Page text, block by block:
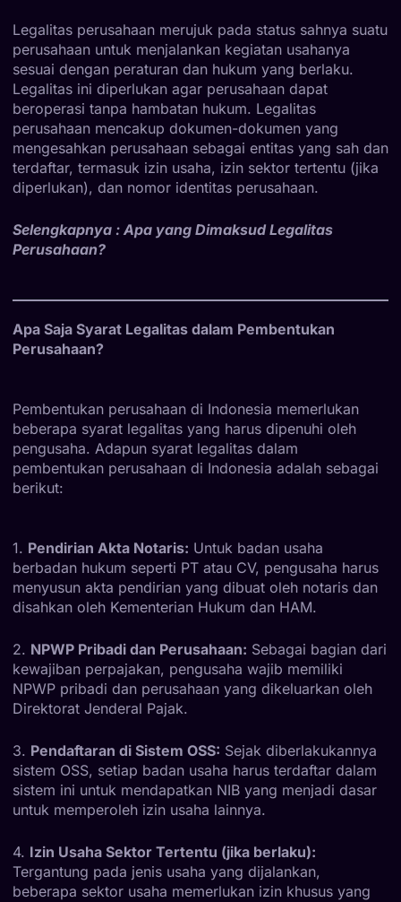
Legalitas perusahaan merujuk pada status sahnya suatu
perusahaan untuk menjalankan kegiatan usahanya
sesuai dengan peraturan dan hukum yang berlaku.
Legalitas ini diperlukan agar perusahaan dapat
beroperasi tanpa hambatan hukum. Legalitas
perusahaan mencakup dokumen-dokumen yang
mengesahkan perusahaan sebagai entitas yang sah dan
terdaftar, termasuk izin usaha, izin sektor tertentu (jika
diperlukan), dan nomor identitas perusahaan.
Selengkapnya : Apa yang Dimaksud Legalitas
Perusahaan?
Apa Saja Syarat Legalitas dalam Pembentukan
Perusahaan?
Pembentukan perusahaan di Indonesia memerlukan
beberapa syarat legalitas yang harus dipenuhi oleh
pengusaha. Adapun syarat legalitas dalam
pembentukan perusahaan di Indonesia adalah sebagai
berikut:
1. Pendirian Akta Notaris: Untuk badan usaha
berbadan hukum seperti PT atau CV, pengusaha harus
menyusun akta pendirian yang dibuat oleh notaris dan
disahkan oleh Kementerian Hukum dan HAM.
2. NPWP Pribadi dan Perusahaan: Sebagai bagian dari
kewajiban perpajakan, pengusaha wajib memiliki
NPWP pribadi dan perusahaan yang dikeluarkan oleh
Direktorat Jenderal Pajak.
3. Pendaftaran di Sistem OSS: Sejak diberlakukannya
sistem OSS, setiap badan usaha harus terdaftar dalam
sistem ini untuk mendapatkan NIB yang menjadi dasar
untuk memperoleh izin usaha lainnya.
4. Izin Usaha Sektor Tertentu (jika berlaku):
Tergantung pada jenis usaha yang dijalankan,
beberapa sektor usaha memerlukan izin khusus yang